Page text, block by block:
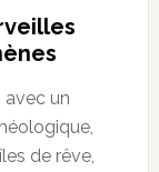
avec un
de rêve,